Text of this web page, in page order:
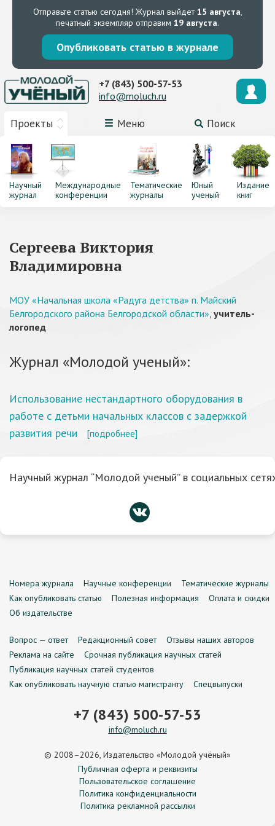
Отправьте статью сегодня! Журнал выйдет15 августа,
печатный экземпляр отправим 19 августа.
Опубликовать статью в журнале
Проекты Меню Поиск
+7 (843) 500-57-53
info@moluch.ru
Научный
журнал
Международные
конференции
Тематические
журналы
Юный
ученый
Издание
книг
Сергеева Виктория
Владимировна
МОУ «Начальная школа «Радуга детства» п. Майский
Белгородского района Белгородской области», учитель-
логопед
Журнал «Молодой ученый»:
Использование нестандартного оборудования в
работе с детьми начальных классов с задержкой
развития речи
[подробнее]
Научный журнал “Молодой ученый” в социальных
Номера журнала Научные конференции
Тематические журналы
Как опубликовать статью
Полезная информация
Оплата и скидки
Об издательстве
Вопрос — ответ Редакционный совет
Отзывы наших авторов
Реклама на сайте
Срочная публикация научных статей
Публикация научных статей студентов
Как опубликовать научную статью магистранту
Спецвыпуски
+7 (843) 500-57-53
info@moluch.ru
© 2008–2026, Издательство «Молодой учёный»
Публичная оферта и реквизиты
Пользовательское соглашение
Политика конфиденциальности
Политика рекламной рассылки